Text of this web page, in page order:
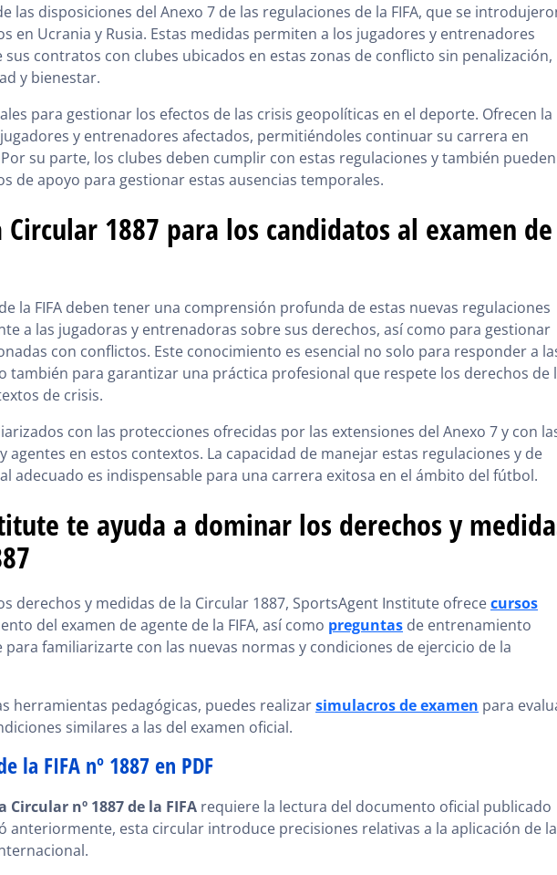
las disposiciones del Anexo 7 de las regulaciones de la FIFA, que se
en Ucrania y Rusia. Estas medidas permiten a los jugadores y entrenadores
contratos con clubes ubicados en estas zonas de conflicto sin penalización,
y bienestar.
para gestionar los efectos de las crisis geopolíticas en el deporte. Ofrecen la
y entrenadores afectados, permitiéndoles continuar su carrera en
su parte, los clubes deben cumplir con estas regulaciones y también pueden
de apoyo para gestionar estas ausencias temporales.
Circular 1887 para los candidatos al examen de
la FIFA deben tener una comprensión profunda de estas nuevas regulaciones
a las jugadoras y entrenadoras sobre sus derechos, así como para gestionar
con conflictos. Este conocimiento es esencial no solo para responder a
también para garantizar una práctica profesional que respete los derechos de
de crisis.
con las protecciones ofrecidas por las extensiones del Anexo 7 y con
agentes en estos contextos. La capacidad de manejar estas regulaciones y de
adecuado es indispensable para una carrera exitosa en el ámbito del fútbol.
te ayuda a dominar los derechos y
derechos y medidas de la Circular 1887, SportsAgent Institute ofrececursos
del examen de agente de la FIFA, así como preguntas de entrenamiento
familiarizarte con las nuevas normas y condiciones de ejercicio de la
herramientas pedagógicas, puedes realizarsimulacros de examen para
similares a las del examen oficial.
la FIFA nº 1887 en PDF
nº 1887 de la FIFA requiere la lectura del documento oficial publicado
anteriormente, esta circular introduce precisiones relativas a la aplicación de